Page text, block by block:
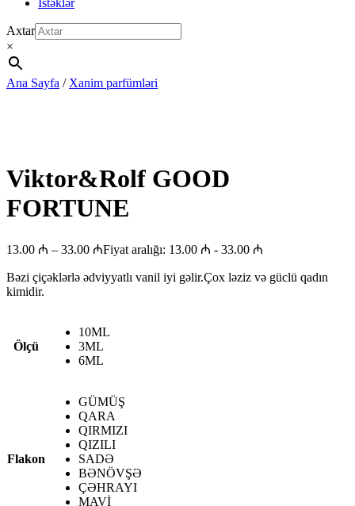
İstəklər
Axtar
×
Ana Sayfa / Xanim parfümləri
Viktor&Rolf GOOD
FORTUNE
13.00 ₼ – 33.00 ₼Fiyat aralığı: 13.00 ₼ - 33.00 ₼
Bəzi çiçəklərlə ədviyyatlı vanil iyi gəlir.Çox ləziz və güclü qadın
kimidir.
Ölçü
10ML
3ML
6ML
Flakon
GÜMÜŞ
QARA
QIRMIZI
QIZILI
SADƏ
BƏNÖVŞƏ
ÇƏHRAYI
MAVİ